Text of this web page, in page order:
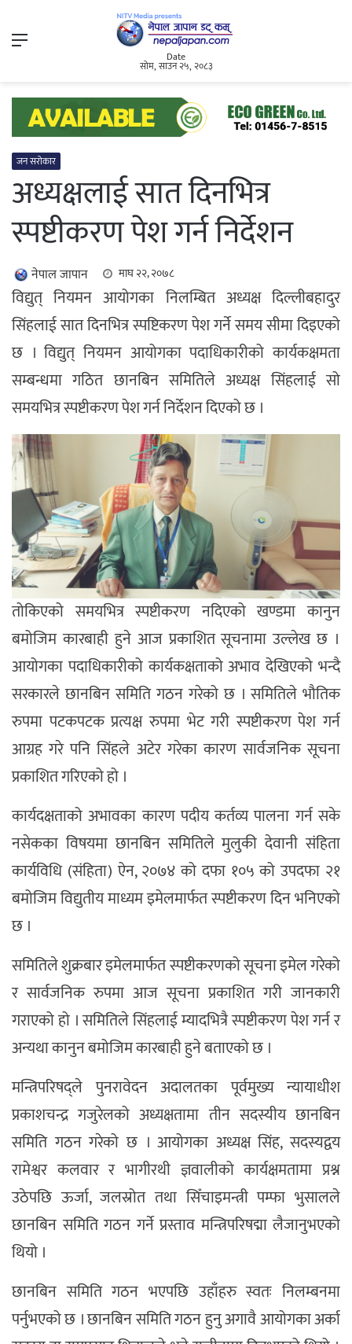
Menu
Date
सोम, साउन २५, २०८३
जन सरोकार
अध्यक्षलाई सात दिनभित्र
स्पष्टीकरण पेश गर्न निर्देशन
नेपाल जापान माघ २२, २०७८
विद्युत् नियमन आयोगका निलम्बित अध्यक्ष दिल्लीबहादुर
सिंहलाई सात दिनभित्र स्पष्टिकरण पेश गर्ने समय सीमा दिइएको
छ । विद्युत् नियमन आयोगका पदाधिकारीको कार्यकक्षमता
सम्बन्धमा गठित छानबिन समितिले अध्यक्ष सिंहलाई सो
समयभित्र स्पष्टीकरण पेश गर्न निर्देशन दिएको छ ।
तोकिएको समयभित्र स्पष्टीकरण नदिएको खण्डमा कानुन
बमोजिम कारबाही हुने आज प्रकाशित सूचनामा उल्लेख छ ।
आयोगका पदाधिकारीको कार्यकक्षताको अभाव देखिएको भन्दै
सरकारले छानबिन समिति गठन गरेको छ । समितिले भौतिक
रुपमा पटकपटक प्रत्यक्ष रुपमा भेट गरी स्पष्टीकरण पेश गर्न
आग्रह गरे पनि सिंहले अटेर गरेका कारण सार्वजनिक सूचना
प्रकाशित गरिएको हो ।
कार्यदक्षताको अभावका कारण पदीय कर्तव्य पालना गर्न सके
नसेकका विषयमा छानबिन समितिले मुलुकी देवानी संहिता
कार्यविधि (संहिता) ऐन, २०७४ को दफा १०५ को उपदफा २१
बमोजिम विद्युतीय माध्यम इमेलमार्फत स्पष्टीकरण दिन भनिएको
छ ।
समितिले शुक्रबार इमेलमार्फत स्पष्टीकरणको सूचना इमेल गरेको
र सार्वजनिक रुपमा आज सूचना प्रकाशित गरी जानकारी
गराएको हो । समितिले सिंहलाई म्यादभित्रै स्पष्टीकरण पेश गर्न र
अन्यथा कानुन बमोजिम कारबाही हुने बताएको छ ।
मन्त्रिपरिषद्ले पुनरावेदन अदालतका पूर्वमुख्य न्यायाधीश
प्रकाशचन्द्र गजुरेलको अध्यक्षतामा तीन सदस्यीय छानबिन
समिति गठन गरेको छ । आयोगका अध्यक्ष सिंह, सदस्यद्वय
रामेश्वर कलवार र भागीरथी ज्ञवालीको कार्यक्षमतामा प्रश्न
उठेपछि ऊर्जा, जलस्रोत तथा सिँचाइमन्त्री पम्फा भुसालले
छानबिन समिति गठन गर्ने प्रस्ताव मन्त्रिपरिषद्मा लैजानुभएको
थियो ।
छानबिन समिति गठन भएपछि उहाँहरु स्वतः निलम्बनमा
पर्नुभएको छ । छानबिन समिति गठन हुनु अगावै आयोगका अर्का